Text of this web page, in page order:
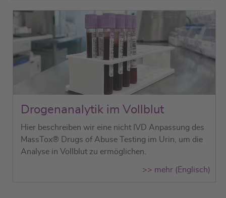
Drogenanalytik im Vollblut
Hier beschreiben wir eine nicht IVD Anpassung des
MassTox® Drugs of Abuse Testing im Urin, um die
Analyse in Vollblut zu ermöglichen.
>> mehr (Englisch)